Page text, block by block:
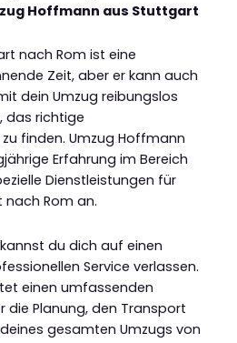
Hoffmann aus Stuttgart
nach Rom ist eine
Zeit, aber er kann auch
dein Umzug reibungslos
das richtige
finden. Umzug Hoffmann
Erfahrung im Bereich
Dienstleistungen für
Rom an.
du dich auf einen
Service verlassen.
einen umfassenden
die Planung, den Transport
gesamten Umzugs von